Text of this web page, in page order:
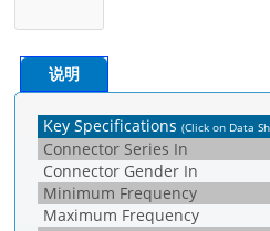
说明
Key Specifications (Click on Data
Connector Series In
Connector Gender In
Minimum Frequency
Maximum Frequency